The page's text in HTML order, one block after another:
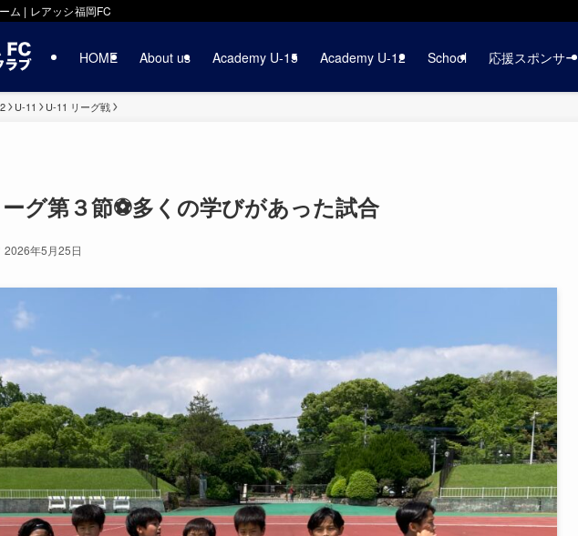
ム | レアッシ福岡FC
HOME About us Academy U-15 Academy U-12 School 応援スポンサー
U-11 U-11 リーグ戦
グ第３節⚽️多くの学びがあった試合
2026年5月25日